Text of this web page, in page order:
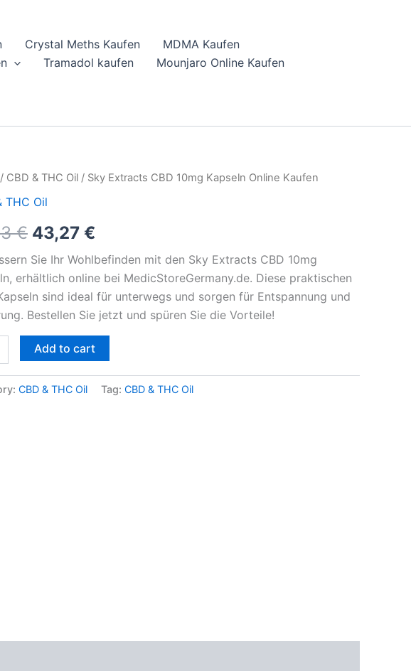
Crystal Meths Kaufen
MDMA Kaufen
Tramadol kaufen
Mounjaro Online Kaufen
/ CBD & THC Oil / Sky Extracts CBD 10mg Kapseln Online Kaufen
THC Oil
€
Original
price
was:
51,93 €.
43,27 €
Current
43,27 €.
Sie Ihr Wohlbefinden mit den Sky Extracts CBD 10mg
erhältlich online bei MedicStoreGermany.de. Diese praktischen
sind ideal für unterwegs und sorgen für Entspannung und
Bestellen Sie jetzt und spüren Sie die Vorteile!
Add to cart
CBD & THC Oil Tag: CBD & THC Oil